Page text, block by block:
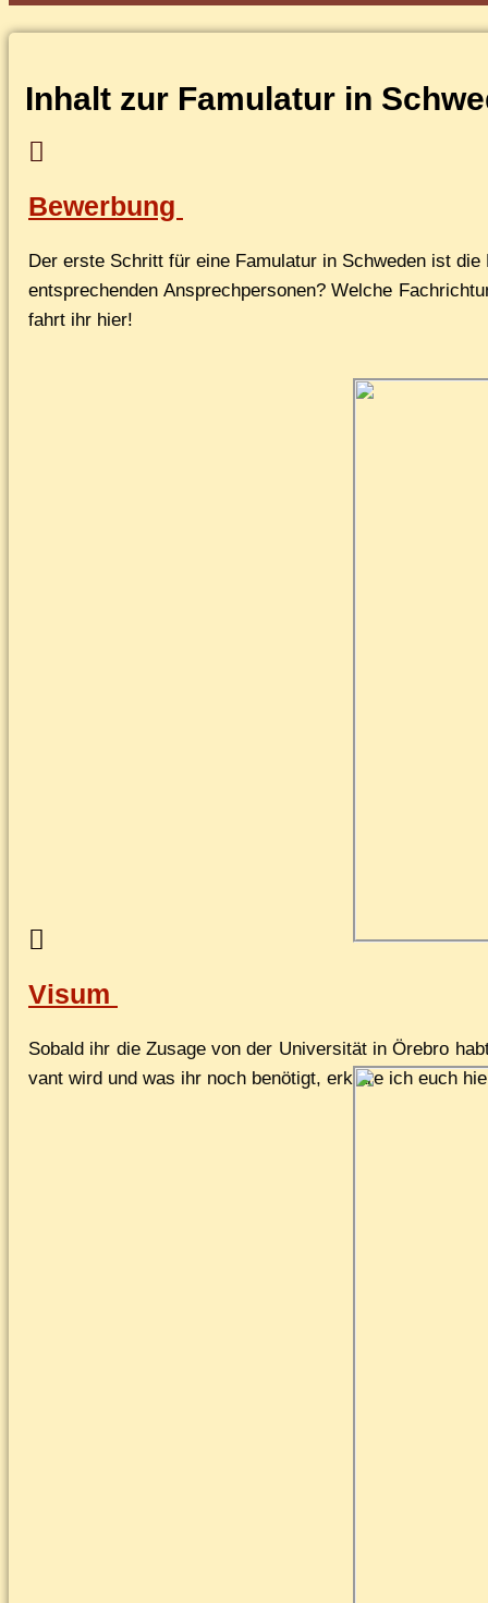
In­halt zur Famu­la­tur in
Bewerbung
Der ers­te Schritt für ei­ne Famu­la­tur in Schwe­den ist
ent­spre­chen­den An­sprech­per­so­nen? Wel­che
fahrt ihr hier!
Visum
So­bald ihr die Zu­sa­ge von der Uni­ver­si­tät in Öre­b­ro
vant wird und was ihr noch be­nö­tigt, er­klä­re ich euch